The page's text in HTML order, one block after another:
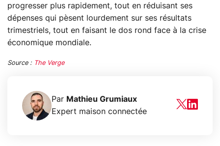
progresser plus rapidement, tout en réduisant ses
dépenses qui pèsent lourdement sur ses résultats
trimestriels, tout en faisant le dos rond face à la crise
économique mondiale.
Source : The Verge
Par Mathieu Grumiaux
Expert maison connectée